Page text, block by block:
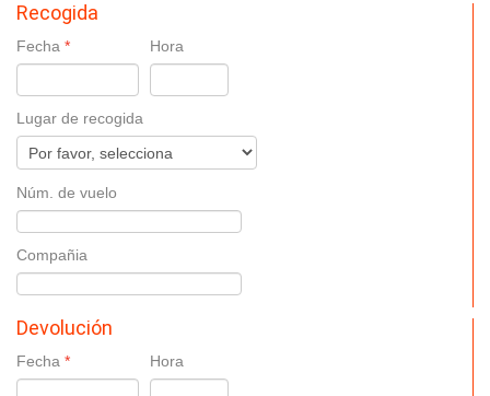
Recogida
Fecha Hora
Lugar de recogida
Núm. de vuelo
Compañia
Devolución
Fecha Hora